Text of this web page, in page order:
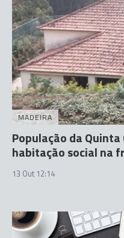
MADEIRA
População da
habitação social na
13 Out 12:14